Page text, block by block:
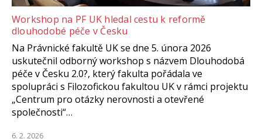
Workshop na PF UK hledal cestu k reformě
dlouhodobé péče v Česku
Na Právnické fakultě UK se dne 5. února 2026
uskutečnil odborný workshop s názvem Dlouhodobá
péče v Česku 2.0?, který fakulta pořádala ve
spolupráci s Filozofickou fakultou UK v rámci projektu
„Centrum pro otázky nerovnosti a otevřené
společnosti“…
6. 2. 2026